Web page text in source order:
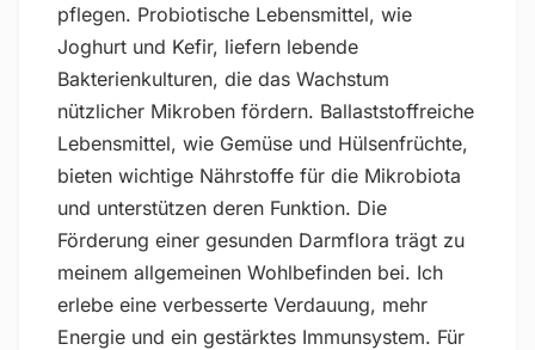
pflegen. Probiotische Lebensmittel, wie
Joghurt und Kefir, liefern lebende
Bakterienkulturen, die das Wachstum
nützlicher Mikroben fördern. Ballaststoffreiche
Lebensmittel, wie Gemüse und Hülsenfrüchte,
bieten wichtige Nährstoffe für die Mikrobiota
und unterstützen deren Funktion. Die
Förderung einer gesunden Darmflora trägt zu
meinem allgemeinen Wohlbefinden bei. Ich
erlebe eine verbesserte Verdauung, mehr
Energie und ein gestärktes Immunsystem. Für